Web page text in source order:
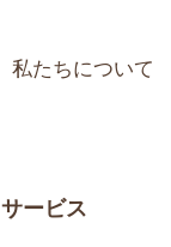
私たちについて
サービス